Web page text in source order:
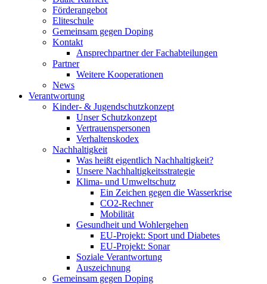
Förderangebot
Eliteschule
Gemeinsam gegen Doping
Kontakt
Ansprechpartner der Fachabteilungen
Partner
Weitere Kooperationen
News
Verantwortung
Kinder- & Jugendschutzkonzept
Unser Schutzkonzept
Vertrauenspersonen
Verhaltenskodex
Nachhaltigkeit
Was heißt eigentlich Nachhaltigkeit?
Unsere Nachhaltigkeitsstrategie
Klima- und Umweltschutz
Ein Zeichen gegen die Wasserkrise
CO2-Rechner
Mobilität
Gesundheit und Wohlergehen
EU-Projekt: Sport und Diabetes
EU-Projekt: Sonar
Soziale Verantwortung
Auszeichnung
Gemeinsam gegen Doping